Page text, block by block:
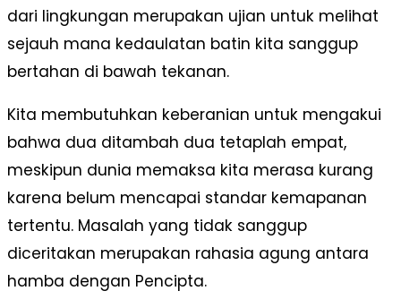
dari lingkungan merupakan ujian untuk melihat
sejauh mana kedaulatan batin kita sanggup
bertahan di bawah tekanan.
Kita membutuhkan keberanian untuk mengakui
bahwa dua ditambah dua tetaplah empat,
meskipun dunia memaksa kita merasa kurang
karena belum mencapai standar kemapanan
tertentu. Masalah yang tidak sanggup
diceritakan merupakan rahasia agung antara
hamba dengan Pencipta.